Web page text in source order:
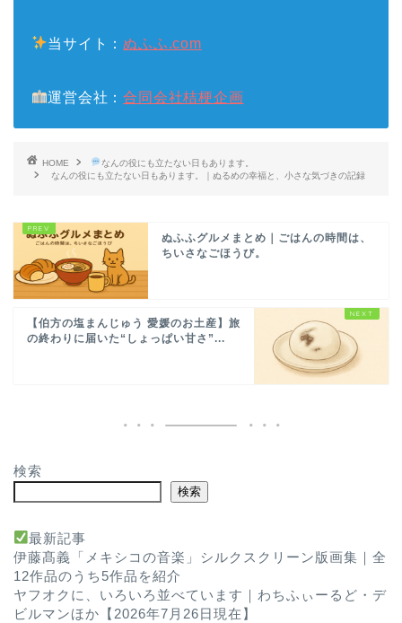
当サイト：ぬふふ.com
運営会社：合同会社桔梗企画
HOME
なんの役にも立たない日もあります。
なんの役にも立たない日もあります。｜ぬるめの幸福と、小さな気づきの記録
ぬふふグルメまとめ｜ごはんの時間は、
ちいさなごほうび。
【伯方の塩まんじゅう 愛媛のお土産】旅
の終わりに届いた“しょっぱい甘さ”...
検索
検索
最新記事
伊藤髙義「メキシコの音楽」シルクスクリーン版画集｜全
12作品のうち5作品を紹介
ヤフオクに、いろいろ並べています｜わちふぃーるど・デ
ビルマンほか【2026年7月26日現在】